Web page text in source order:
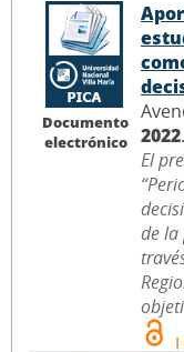
Documento
electrónico
2022.
El
de la
|